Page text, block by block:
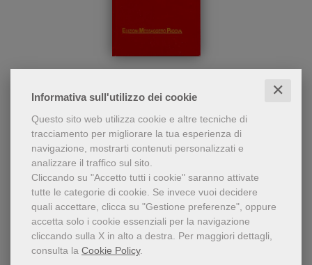
Informativa sull'utilizzo dei cookie ✕
Questo sito web utilizza cookie e altre tecniche di
tracciamento per migliorare la tua esperienza di
navigazione, mostrarti contenuti personalizzati e
analizzare il traffico sul sito.
Cliccando su "Accetto tutti i cookie" saranno attivate
tutte le categorie di cookie. Se invece vuoi decidere
quali accettare, clicca su "Gestione preferenze", oppure
accetta solo i cookie essenziali per la navigazione
cliccando sulla X in alto a destra. Per maggiori dettagli,
consulta la Cookie Policy.
studiosi di oggi,
indispensabile per chiunque
voglia conoscere la
spiritualità francescana in
base alle fonti autentiche e
in riferimento alla
sensibilità di oggi. Nella
seconda edizione, oltre a
molti aggiornamenti e
rielaborazioni, sono presenti
17 voci nuove.
Ernesto Caroli
33,57 €